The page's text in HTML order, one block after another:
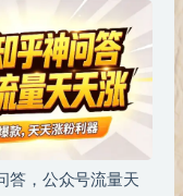
答，公众号流量天